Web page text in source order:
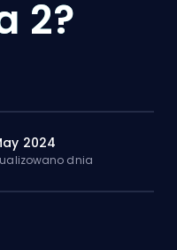
2?
2024
dnia